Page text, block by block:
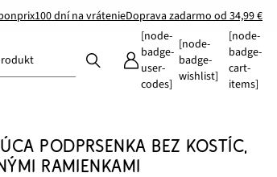
100 dní na vrátenieDoprava zadarmo od 34,99 €
[node-
badge-
user-
codes]
[node-
badge-
wishlist]
[node-
badge-
cart-
items]
PODPRSENKA BEZ KOSTÍC,
RAMIENKAMI